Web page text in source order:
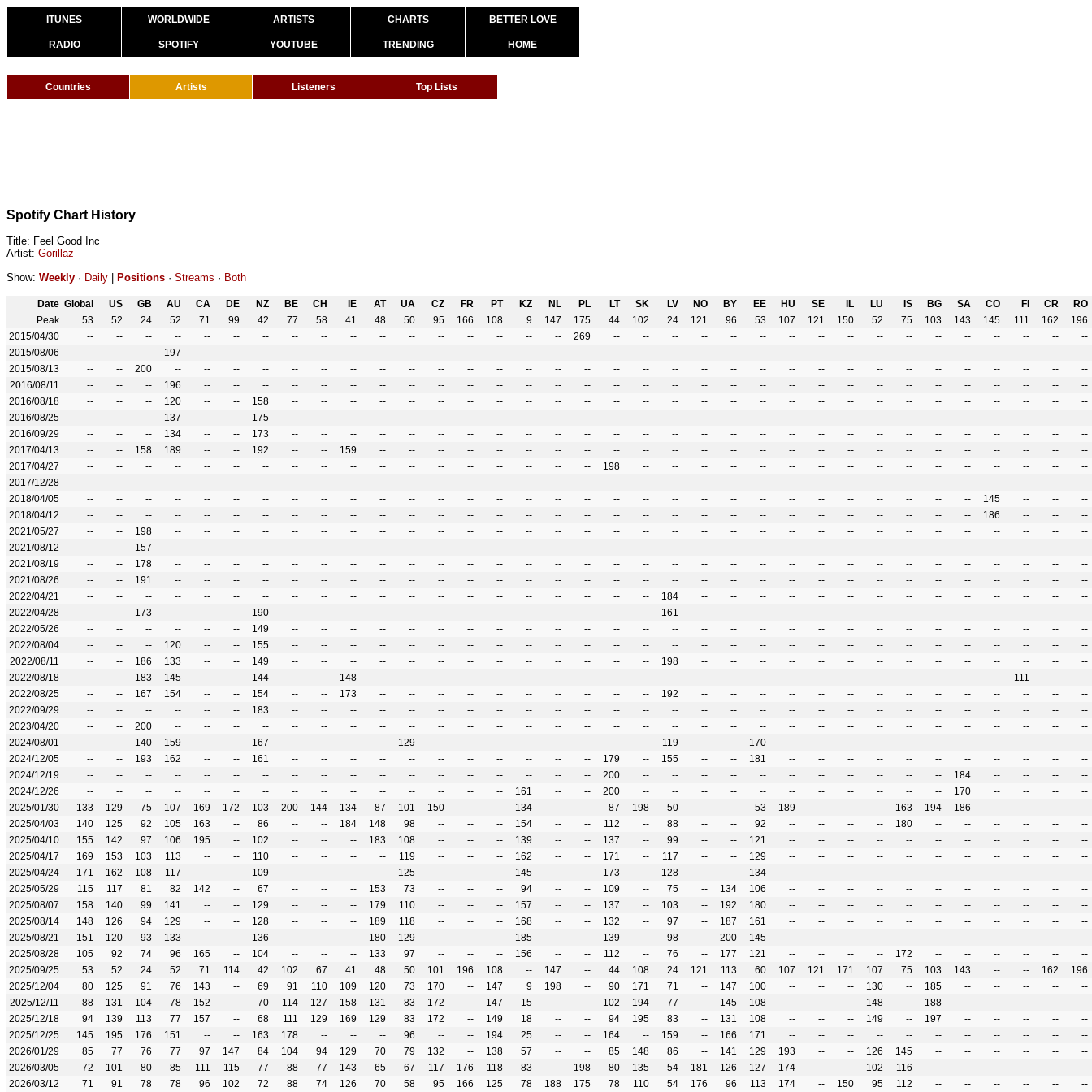
ITUNES WORLDWIDE ARTISTS CHARTS BETTER LOVE
RADIO SPOTIFY YOUTUBE TRENDING HOME
Countries Artists Listeners Top Lists
Spotify Chart History
Title: Feel Good Inc
Artist: Gorillaz
Show: Weekly · Daily Positions · Streams · Both
Date Global US GB AU CA DE NZ BE CH IE AT UA CZ FR PT KZ NL PL LT SK LV NO BY EE HU SE IL LU IS BG SA CO FI CR
RO
Peak
53 52 24 52 71 99 42 77 58 41 48 50 95 166 108 9 147 175 44 102 24 121 96 53 107 121 150 52 75 103 143 145 111 162
196
2015/04/30
-- -- -- -- -- -- -- -- -- -- -- -- -- -- -- -- -- 269 -- -- -- -- -- -- -- -- -- -- -- -- -- -- -- --
--
2015/08/06
-- -- -- 197 -- -- -- -- -- -- -- -- -- -- -- -- -- -- -- -- -- -- -- -- -- -- -- -- -- -- -- -- -- --
--
2015/08/13
-- -- 200 -- -- -- -- -- -- -- -- -- -- -- -- -- -- -- -- -- -- -- -- -- -- -- -- -- -- -- -- -- -- --
--
2016/08/11
-- -- -- 196 -- -- -- -- -- -- -- -- -- -- -- -- -- -- -- -- -- -- -- -- -- -- -- -- -- -- -- -- -- --
--
2016/08/18
-- -- -- 120 -- -- 158 -- -- -- -- -- -- -- -- -- -- -- -- -- -- -- -- -- -- -- -- -- -- -- -- -- -- --
--
2016/08/25
-- -- -- 137 -- -- 175 -- -- -- -- -- -- -- -- -- -- -- -- -- -- -- -- -- -- -- -- -- -- -- -- -- -- --
--
2016/09/29
-- -- -- 134 -- -- 173 -- -- -- -- -- -- -- -- -- -- -- -- -- -- -- -- -- -- -- -- -- -- -- -- -- -- --
--
2017/04/13
-- -- 158 189 -- -- 192 -- -- 159 -- -- -- -- -- -- -- -- -- -- -- -- -- -- -- -- -- -- -- -- -- -- -- --
--
2017/04/27
-- -- -- -- -- -- -- -- -- -- -- -- -- -- -- -- -- -- 198 -- -- -- -- -- -- -- -- -- -- -- -- -- -- --
--
2017/12/28
-- -- -- -- -- -- -- -- -- -- -- -- -- -- -- -- -- -- -- -- -- -- -- -- -- -- -- -- -- -- -- -- -- --
--
2018/04/05
-- -- -- -- -- -- -- -- -- -- -- -- -- -- -- -- -- -- -- -- -- -- -- -- -- -- -- -- -- -- -- 145 -- --
--
2018/04/12
-- -- -- -- -- -- -- -- -- -- -- -- -- -- -- -- -- -- -- -- -- -- -- -- -- -- -- -- -- -- -- 186 -- --
--
2021/05/27
-- -- 198 -- -- -- -- -- -- -- -- -- -- -- -- -- -- -- -- -- -- -- -- -- -- -- -- -- -- -- -- -- -- --
--
2021/08/12
-- -- 157 -- -- -- -- -- -- -- -- -- -- -- -- -- -- -- -- -- -- -- -- -- -- -- -- -- -- -- -- -- -- --
--
2021/08/19
-- -- 178 -- -- -- -- -- -- -- -- -- -- -- -- -- -- -- -- -- -- -- -- -- -- -- -- -- -- -- -- -- -- --
--
2021/08/26
-- -- 191 -- -- -- -- -- -- -- -- -- -- -- -- -- -- -- -- -- -- -- -- -- -- -- -- -- -- -- -- -- -- --
--
2022/04/21
-- -- -- -- -- -- -- -- -- -- -- -- -- -- -- -- -- -- -- -- 184 -- -- -- -- -- -- -- -- -- -- -- -- --
--
2022/04/28
-- -- 173 -- -- -- 190 -- -- -- -- -- -- -- -- -- -- -- -- -- 161 -- -- -- -- -- -- -- -- -- -- -- -- --
--
2022/05/26
-- -- -- -- -- -- 149 -- -- -- -- -- -- -- -- -- -- -- -- -- -- -- -- -- -- -- -- -- -- -- -- -- -- --
--
2022/08/04
-- -- -- 120 -- -- 155 -- -- -- -- -- -- -- -- -- -- -- -- -- -- -- -- -- -- -- -- -- -- -- -- -- -- --
--
2022/08/11
-- -- 186 133 -- -- 149 -- -- -- -- -- -- -- -- -- -- -- -- -- 198 -- -- -- -- -- -- -- -- -- -- -- -- --
--
2022/08/18
-- -- 183 145 -- -- 144 -- -- 148 -- -- -- -- -- -- -- -- -- -- -- -- -- -- -- -- -- -- -- -- -- -- 111 --
--
2022/08/25
-- -- 167 154 -- -- 154 -- -- 173 -- -- -- -- -- -- -- -- -- -- 192 -- -- -- -- -- -- -- -- -- -- -- -- --
--
2022/09/29
-- -- -- -- -- -- 183 -- -- -- -- -- -- -- -- -- -- -- -- -- -- -- -- -- -- -- -- -- -- -- -- -- -- --
--
2023/04/20
-- -- 200 -- -- -- -- -- -- -- -- -- -- -- -- -- -- -- -- -- -- -- -- -- -- -- -- -- -- -- -- -- -- --
--
2024/08/01
-- -- 140 159 -- -- 167 -- -- -- -- 129 -- -- -- -- -- -- -- -- 119 -- -- 170 -- -- -- -- -- -- -- -- -- --
--
2024/12/05
-- -- 193 162 -- -- 161 -- -- -- -- -- -- -- -- -- -- -- 179 -- 155 -- -- 181 -- -- -- -- -- -- -- -- -- --
--
2024/12/19
-- -- -- -- -- -- -- -- -- -- -- -- -- -- -- -- -- -- 200 -- -- -- -- -- -- -- -- -- -- -- 184 -- -- --
--
2024/12/26
-- -- -- -- -- -- -- -- -- -- -- -- -- -- -- 161 -- -- 200 -- -- -- -- -- -- -- -- -- -- -- 170 -- -- --
--
2025/01/30
133 129 75 107 169 172 103 200 144 134 87 101 150 -- -- 134 -- -- 87 198 50 -- -- 53 189 -- -- -- 163 194 186 -- -- --
--
2025/04/03
140 125 92 105 163 -- 86 -- -- 184 148 98 -- -- -- 154 -- -- 112 -- 88 -- -- 92 -- -- -- -- 180 -- -- -- -- --
--
2025/04/10
155 142 97 106 195 -- 102 -- -- -- 183 108 -- -- -- 139 -- -- 137 -- 99 -- -- 121 -- -- -- -- -- -- -- -- -- --
--
2025/04/17
169 153 103 113 -- -- 110 -- -- -- -- 119 -- -- -- 162 -- -- 171 -- 117 -- -- 129 -- -- -- -- -- -- -- -- -- --
--
2025/04/24
171 162 108 117 -- -- 109 -- -- -- -- 125 -- -- -- 145 -- -- 173 -- 128 -- -- 134 -- -- -- -- -- -- -- -- -- --
--
2025/05/29
115 117 81 82 142 -- 67 -- -- -- 153 73 -- -- -- 94 -- -- 109 -- 75 -- 134 106 -- -- -- -- -- -- -- -- -- --
--
2025/08/07
158 140 99 141 -- -- 129 -- -- -- 179 110 -- -- -- 157 -- -- 137 -- 103 -- 192 180 -- -- -- -- -- -- -- -- -- --
--
2025/08/14
148 126 94 129 -- -- 128 -- -- -- 189 118 -- -- -- 168 -- -- 132 -- 97 -- 187 161 -- -- -- -- -- -- -- -- -- --
--
2025/08/21
151 120 93 133 -- -- 136 -- -- -- 180 129 -- -- -- 185 -- -- 139 -- 98 -- 200 145 -- -- -- -- -- -- -- -- -- --
--
2025/08/28
105 92 74 96 165 -- 104 -- -- -- 133 97 -- -- -- 156 -- -- 112 -- 76 -- 177 121 -- -- -- -- 172 -- -- -- -- --
--
2025/09/25
53 52 24 52 71 114 42 102 67 41 48 50 101 196 108 -- 147 -- 44 108 24 121 113 60 107 121 171 107 75 103 143 -- -- 162
196
2025/12/04
80 125 91 76 143 -- 69 91 110 109 120 73 170 -- 147 9 198 -- 90 171 71 -- 147 100 -- -- -- 130 -- 185 -- -- -- --
--
2025/12/11
88 131 104 78 152 -- 70 114 127 158 131 83 172 -- 147 15 -- -- 102 194 77 -- 145 108 -- -- -- 148 -- 188 -- -- -- --
--
2025/12/18
94 139 113 77 157 -- 68 111 129 169 129 83 172 -- 149 18 -- -- 94 195 83 -- 131 108 -- -- -- 149 -- 197 -- -- -- --
--
2025/12/25
145 195 176 151 -- -- 163 178 -- -- -- 96 -- -- 194 25 -- -- 164 -- 159 -- 166 171 -- -- -- -- -- -- -- -- -- --
--
2026/01/29
85 77 76 77 97 147 84 104 94 129 70 79 132 -- 138 57 -- -- 85 148 86 -- 141 129 193 -- -- 126 145 -- -- -- -- --
--
2026/03/05
72 101 80 85 111 115 77 88 77 143 65 67 117 176 118 83 -- 198 80 135 54 181 126 127 174 -- -- 102 116 -- -- -- -- --
--
2026/03/12
71 91 78 78 96 102 72 88 74 126 70 58 95 166 125 78 188 175 78 110 54 176 96 113 174 -- 150 95 112 -- -- -- -- -- --